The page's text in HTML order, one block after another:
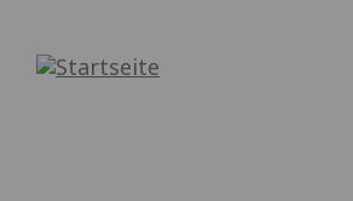
zum
InhaltInternationale